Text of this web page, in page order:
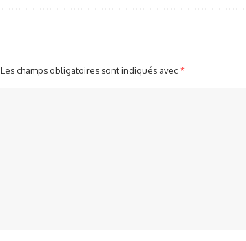
Les champs obligatoires sont indiqués avec*